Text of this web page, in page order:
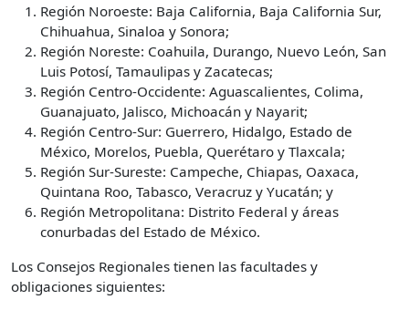
Región Noroeste: Baja California, Baja California Sur,
Chihuahua, Sinaloa y Sonora;
Región Noreste: Coahuila, Durango, Nuevo León, San
Luis Potosí, Tamaulipas y Zacatecas;
Región Centro-Occidente: Aguascalientes, Colima,
Guanajuato, Jalisco, Michoacán y Nayarit;
Región Centro-Sur: Guerrero, Hidalgo, Estado de
México, Morelos, Puebla, Querétaro y Tlaxcala;
Región Sur-Sureste: Campeche, Chiapas, Oaxaca,
Quintana Roo, Tabasco, Veracruz y Yucatán; y
Región Metropolitana: Distrito Federal y áreas
conurbadas del Estado de México.
Los Consejos Regionales tienen las facultades y
obligaciones siguientes: